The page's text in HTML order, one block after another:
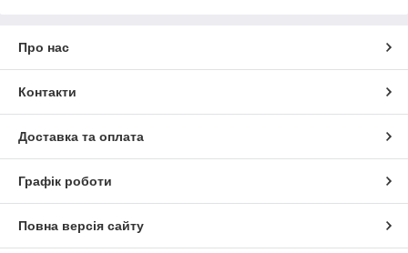
Про нас
Контакти
Доставка та оплата
Графік роботи
Повна версія сайту